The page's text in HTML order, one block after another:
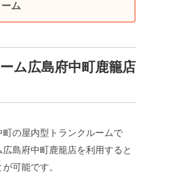
ム
ム広島府中町鹿籠店
町の屋内型トランクルームで
島府中町鹿籠店を利用すると
可能です。